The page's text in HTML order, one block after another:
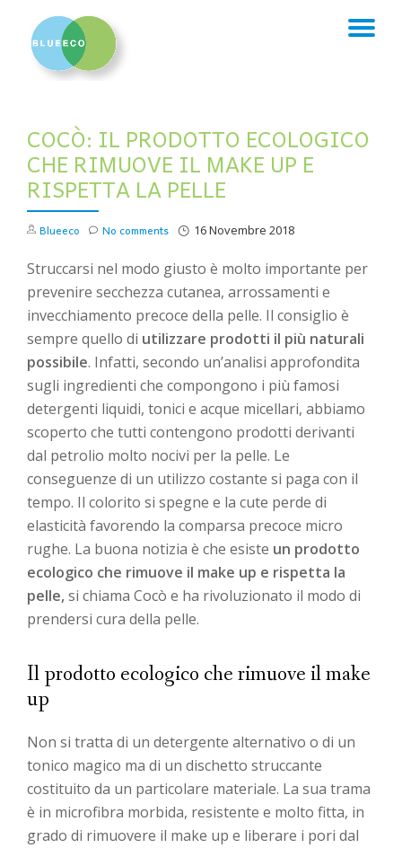
COCÒ: IL PRODOTTO ECOLOGICO
CHE RIMUOVE IL MAKE UP E
RISPETTA LA PELLE
Blueeco 16 Novembre 2018
No comments
Struccarsi nel modo giusto è molto importante per
prevenire secchezza cutanea, arrossamenti e
invecchiamento precoce della pelle. Il consiglio è
sempre quello di utilizzare prodotti il più naturali
possibile. Infatti, secondo un’analisi approfondita
sugli ingredienti che compongono i più famosi
detergenti liquidi, tonici e acque micellari, abbiamo
scoperto che tutti contengono prodotti derivanti
dal petrolio molto nocivi per la pelle. Le
conseguenze di un utilizzo costante si paga con il
tempo. Il colorito si spegne e la cute perde di
elasticità favorendo la comparsa precoce micro
rughe. La buona notizia è che esiste un prodotto
ecologico che rimuove il make up e rispetta la
pelle,si chiama Cocò e ha rivoluzionato il modo di
prendersi cura della pelle.
Il prodotto ecologico che rimuove il make
up
Non si tratta di un detergente alternativo o di un
tonico magico ma di un dischetto struccante
costituito da un particolare materiale. La sua trama
è in microfibra morbida, resistente e molto fitta, in
grado di rimuovere il make up e liberare i pori dal